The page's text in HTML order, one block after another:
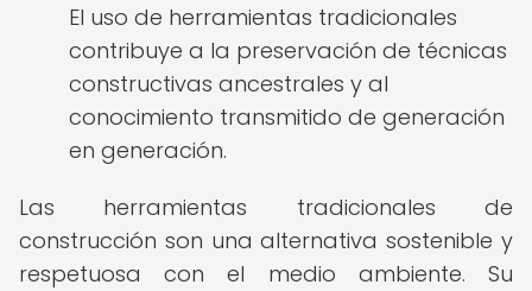
El uso de herramientas tradicionales
contribuye a la preservación de técnicas
constructivas ancestrales y al
conocimiento transmitido de generación
en generación.
Las herramientas tradicionales de
construcción son una alternativa sostenible y
respetuosa con el medio ambiente. Su